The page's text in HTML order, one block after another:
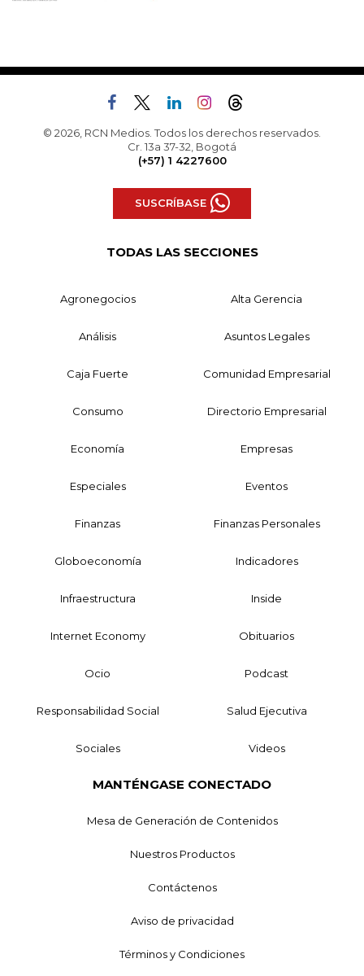
© 2026, RCN Medios. Todos los derechos reservados.
Cr. 13a 37-32, Bogotá
(+57) 1 4227600
SUSCRÍBASE
TODAS LAS SECCIONES
Agronegocios Alta Gerencia
Análisis Asuntos Legales
Caja Fuerte Comunidad Empresarial
Consumo Directorio Empresarial
Economía Empresas
Especiales Eventos
Finanzas Finanzas Personales
Globoeconomía Indicadores
Infraestructura Inside
Internet Economy Obituarios
Ocio Podcast
Responsabilidad Social Salud Ejecutiva
Sociales Videos
MANTÉNGASE CONECTADO
Mesa de Generación de Contenidos
Nuestros Productos
Contáctenos
Aviso de privacidad
Términos y Condiciones